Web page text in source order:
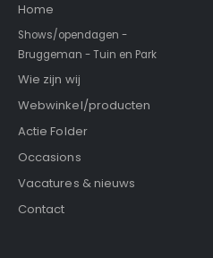
Home
Shows/opendagen -
Bruggeman - Tuin en Park
Wie zijn wij
Webwinkel/producten
Actie Folder
Occasions
Vacatures & nieuws
Contact